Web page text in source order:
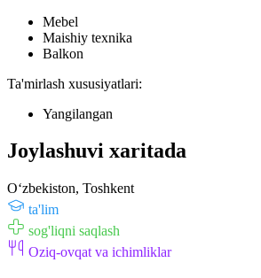
Mebel
Maishiy texnika
Balkon
Ta'mirlash xususiyatlari:
Yangilangan
Joylashuvi xaritada
Oʻzbekiston, Toshkent
ta'lim
sog'liqni saqlash
Oziq-ovqat va ichimliklar